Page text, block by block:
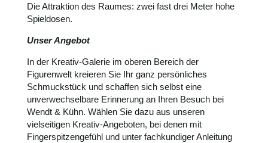
Die Attraktion des Raumes: zwei fast drei Meter hohe
Spieldosen.
Unser Angebot
In der Kreativ-Galerie im oberen Bereich der
Figurenwelt kreieren Sie Ihr ganz persönliches
Schmuckstück und schaffen sich selbst eine
unverwechselbare Erinnerung an Ihren Besuch bei
Wendt & Kühn. Wählen Sie dazu aus unseren
vielseitigen Kreativ-Angeboten, bei denen mit
Fingerspitzengefühl und unter fachkundiger Anleitung